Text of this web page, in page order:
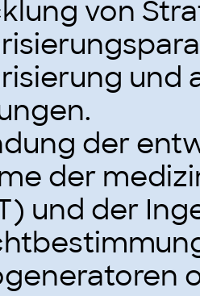
von
und
der
der
und der